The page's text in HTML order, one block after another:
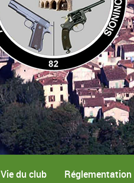
Vie du club Réglementation